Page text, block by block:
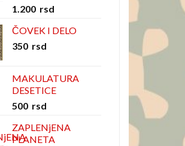
1.200 rsd
ČOVEK I DELO
350 rsd
MAKULATURA
DESETICE
500 rsd
ZAPLENjENA
PLANETA